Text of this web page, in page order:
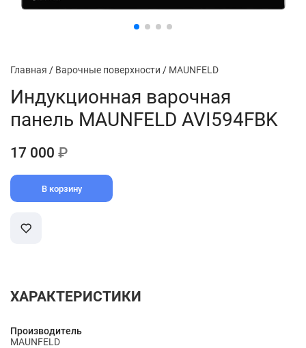
Главная / Варочные поверхности / MAUNFELD
Индукционная варочная
панель MAUNFELD AVI594FBK
17 000 ₽
В корзину
ХАРАКТЕРИСТИКИ
Производитель
MAUNFELD